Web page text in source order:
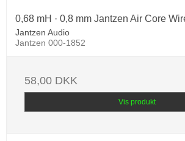
0,68 mH · 0,8 mm Jantzen Air Core
Jantzen Audio
Jantzen 000-1852
58,00 DKK
Vis produkt